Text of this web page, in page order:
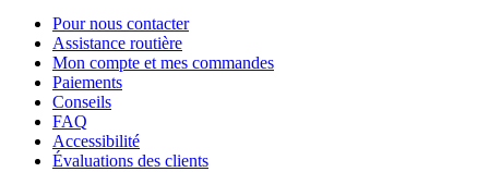
Pour nous contacter
Assistance routière
Mon compte et mes commandes
Paiements
Conseils
FAQ
Accessibilité
Évaluations des clients